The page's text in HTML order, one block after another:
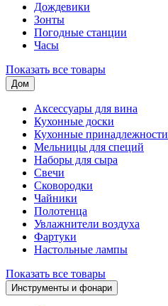
Дождевики
Зонты
Погодные станции
Часы
Показать все товары
Дом
Аксессуары для вина
Кухонные доски
Кухонные принадлежности
Мельницы для специй
Наборы для сыра
Свечи
Сковородки
Чайники
Полотенца
Увлажнители воздуха
Фартуки
Настольные лампы
Показать все товары
Инструменты и фонари